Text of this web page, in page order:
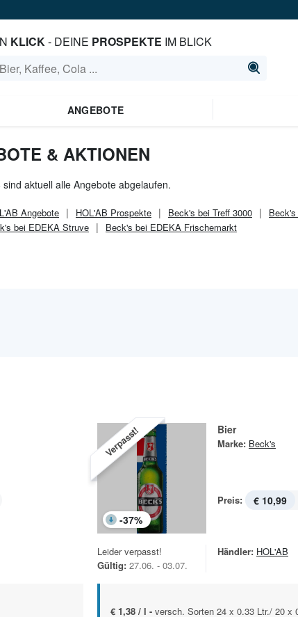
KLICK- DEINE PROSPEKTE IM BLICK
deiner
ANGEBOTE
& AKTIONEN
sind aktuell alle Angebote abgelaufen.
Angebote HOL'AB Prospekte Beck's bei Treff 3000
bei EDEKA Struve Beck's bei EDEKA Frischemarkt
Verpasst!
-37%
Bier
Marke: Beck's
Preis: € 10,99
Leider verpasst!
Gültig: 27.06. - 03.07.
Händler: HOL'AB
€ 1,38 / l - versch. Sorten 24 x 0.33 Ltr./ 20 x